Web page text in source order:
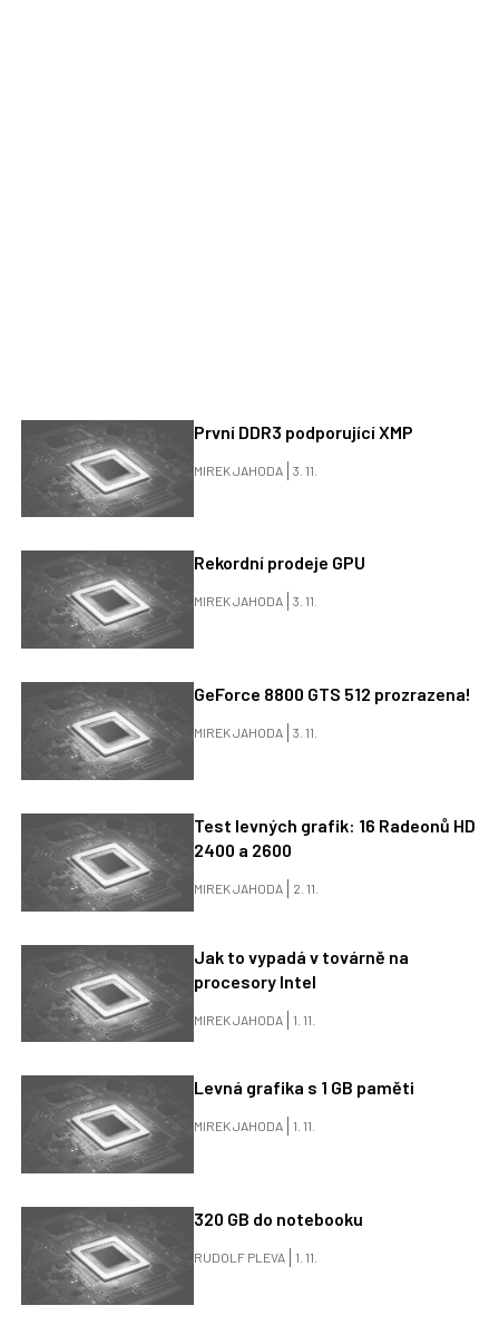
První DDR3 podporující XMP
MIREK JAHODA 3. 11.
Rekordní prodeje GPU
MIREK JAHODA 3. 11.
GeForce 8800 GTS 512 prozrazena!
MIREK JAHODA 3. 11.
Test levných grafik: 16 Radeonů HD
2400 a 2600
MIREK JAHODA 2. 11.
Jak to vypadá v továrně na
procesory Intel
MIREK JAHODA 1. 11.
Levná grafika s 1 GB paměti
MIREK JAHODA 1. 11.
320 GB do notebooku
RUDOLF PLEVA 1. 11.